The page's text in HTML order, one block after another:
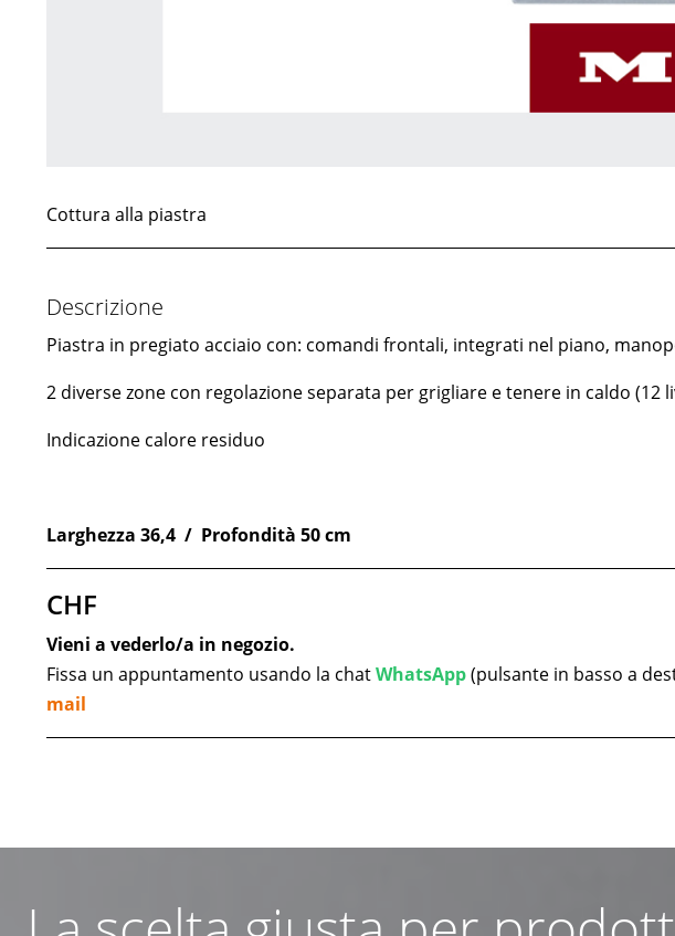
Cottura alla piastra
Descrizione
Piastra in pregiato acciaio con: comandi frontali, integrati nel piano,
2 diverse zone con regolazione separata per grigliare e tenere in caldo (12
Indicazione calore residuo
Larghezza 36,4 / Profondità 50 cm
CHF
Vieni a vederlo/a in negozio.
Fissa un appuntamento usando la chatWhatsApp(pulsante in basso a
mail